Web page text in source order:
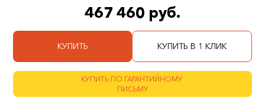
467 460 руб.
КУПИТЬ КУПИТЬ В 1 КЛИК
КУПИТЬ ПО ГАРАНТИЙНОМУ
ПИСЬМУ